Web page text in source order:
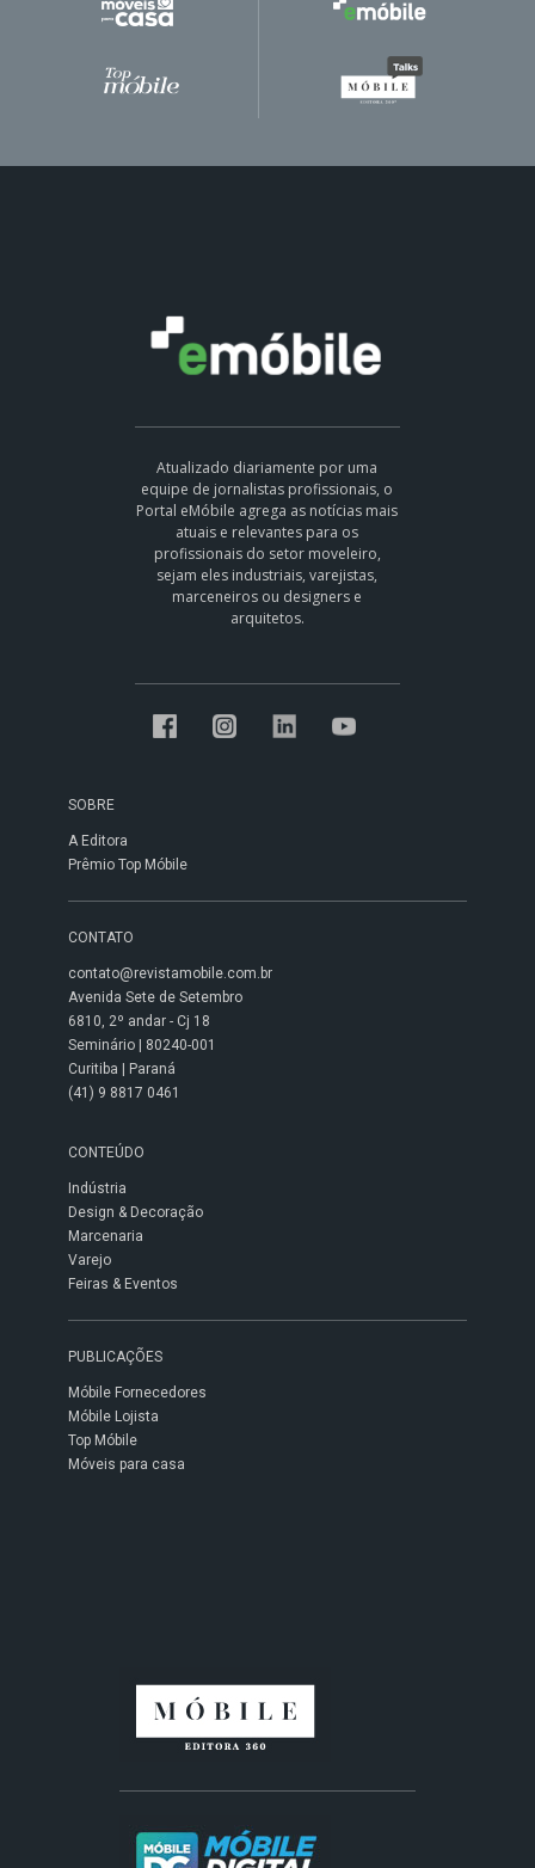
Atualizado diariamente por uma
equipe de jornalistas profissionais, o
Portal eMóbile agrega as notícias mais
atuais e relevantes para os
profissionais do setor moveleiro,
sejam eles industriais, varejistas,
marceneiros ou designers e
arquitetos.
SOBRE
A Editora
Prêmio Top Móbile
CONTATO
contato@revistamobile.com.br
Avenida Sete de Setembro
6810, 2º andar - Cj 18
Seminário | 80240-001
Curitiba | Paraná
(41) 9 8817 0461
CONTEÚDO
Indústria
Design & Decoração
Marcenaria
Varejo
Feiras & Eventos
PUBLICAÇÕES
Móbile Fornecedores
Móbile Lojista
Top Móbile
Móveis para casa